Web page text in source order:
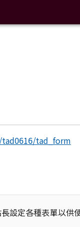
tad_form
設定各種表單以供